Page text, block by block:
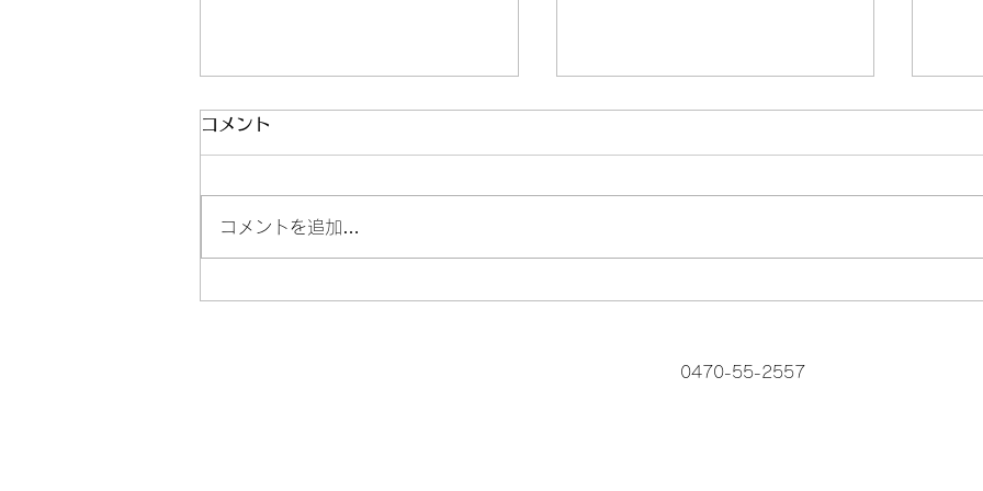
Colibri 導入事例掲載
コメント
コメントを追加…
0470-55-2557